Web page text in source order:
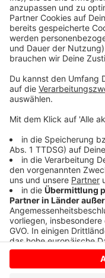
dabei ergangen ist
Schleudern
bitte nicht
klingelt. Es muss ja
sein.
Anzeige
Anzeige